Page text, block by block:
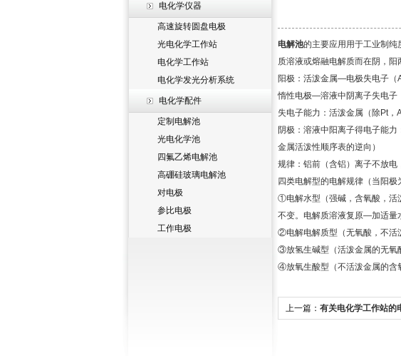
电化学仪器
高速旋转圆盘电极
光电化学工作站
电化学工作站
电化学发光分析系统
电化学配件
定制电解池
光电化学池
四氟乙烯电解池
高硼硅玻璃电解池
对电极
参比电极
工作电极
电解池的主要应用用于工业制
质溶液或熔融电解质而在阴，阳
阳极：活泼金属—电极失电子（
惰性电极—溶液中阴离子失电子
失电子能力：活泼金属（除Pt
阴极：溶液中阳离子得电子能
金属活泼性顺序表的逆向）
规律：铝前（含铝）离子不放电
四类电解型的电解规律（当阳极
①电解水型（强碱，含氧酸，活
不变。电解质溶液复原—加适量
②电解电解质型（无氧酸，不活
③放氢生碱型（活泼金属的无氧
④放氧生酸型（不活泼金属的含
上一篇： 有关电化学工作站的